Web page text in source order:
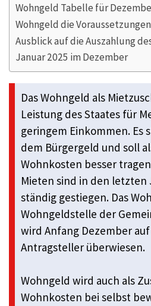
Wohngeld Tabelle für
Wohngeld die Voraussetzungen
Ausblick auf die Auszahlung
Januar 2025 im Dezember
Das Wohngeld als
Leistung des Staates für
geringem Einkommen. Es
dem Bürgergeld und soll
Wohnkosten besser
Mieten sind in den letzten
ständig gestiegen. Das
Wohngeldstelle der
wird Anfang Dezember
Antragsteller überwiesen.
Wohngeld wird auch als
Wohnkosten bei selbst